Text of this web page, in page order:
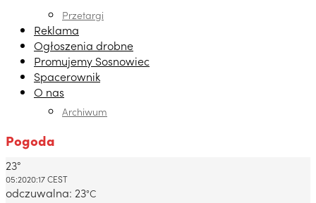
Przetargi
Reklama
Ogłoszenia drobne
Promujemy Sosnowiec
Spacerownik
O nas
Archiwum
Pogoda
Dabrowa Gornicza, PL
23°
05:2020:17 CEST
odczuwalna: 23°C